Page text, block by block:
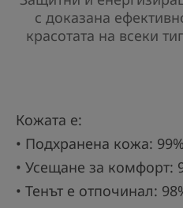
с доказана
красотата на всеки
Кожата е:
• Подхранена кожа:
• Усещане за комфорт:
• Тенът е отпочинал: